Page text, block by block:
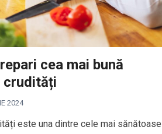
cea mai bună
crudități
2024
este una dintre cele mai sănătoase